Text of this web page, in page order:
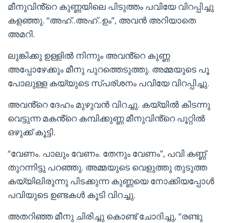
മീനുവിൻ്റെ കുണ്ണയിലെ പിടുത്തം പവിയേ വിറപ്പിച്ചു
കളഞ്ഞു. “അഹ്..അഹ്..ഉം”, അവൻ അറിയാതെ
അമറി.
ലുങ്കിക്കു ഉള്ളിൽ നിന്നും അവൻ്റെ കുണ്ണ
അപ്പോഴേക്കും മീനു പുറത്തെടുത്തു. അമ്മയുടെ പൂ
പോലുള്ള കയ്യുടെ സ്പര്ശനം പവിയേ വിറപ്പിച്ചു.
അവൻ്റെ ദേഹം മുഴുവൻ വിറച്ചു. കയ്യിൽ കിടന്നു
വെട്ടുന്ന മകൻ്റെ കമ്പിക്കുണ്ണ മീനുവിൻ്റെ പൂറ്റിൽ
ഒഴുക്ക് കൂട്ടി.
“വേണം. പാലും വേണം. തേനും വേണം”, പവി കണ്ണ്
തുറന്നിട്ടു പറഞ്ഞു. അമ്മയുടെ വെളുത്തു തുടുത്ത
കയ്യിലിരുന്നു പിടക്കുന്ന കുണ്ണയെ നോക്കിയപ്പോൾ
പവിയുടെ ഉണ്ടകൾ കൂടി വിറച്ചു.
അതറിഞ്ഞ മീനു ചിരിച്ചു കൊണ്ട് ചോദിച്ചു, “രണ്ടു